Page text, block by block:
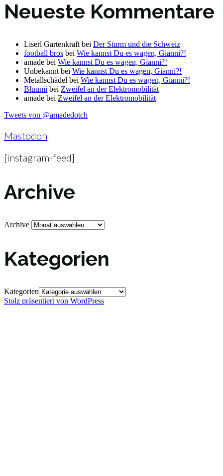
Neueste Kommentare
Liserl Gartenkraft bei Der Sturm und die Schweiz
football bros bei Wie kannst Du es wagen, Gianni?!
amade bei Wie kannst Du es wagen, Gianni?!
Unbekannt bei Wie kannst Du es wagen, Gianni?!
Metallschädel bei Wie kannst Du es wagen, Gianni?!
Bluumi bei Zweifel an der Elektromobilität
amade bei Zweifel an der Elektromobilität
Tweets von @amadedotch
Mastodon
[instagram-feed]
Archive
Archive
Kategorien
Kategorien
Stolz präsentiert von WordPress